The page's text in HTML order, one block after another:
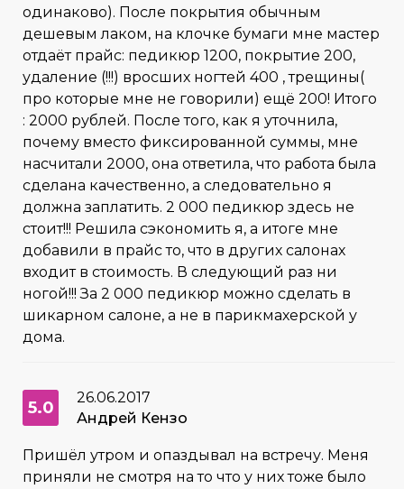
одинаково). После покрытия обычным
дешевым лаком, на клочке бумаги мне мастер
отдаёт прайс: педикюр 1200, покрытие 200,
удаление (!!!) вросших ногтей 400 , трещины(
про которые мне не говорили) ещё 200! Итого
: 2000 рублей. После того, как я уточнила,
почему вместо фиксированной суммы, мне
насчитали 2000, она ответила, что работа была
сделана качественно, а следовательно я
должна заплатить. 2 000 педикюр здесь не
стоит!!! Решила сэкономить я, а итоге мне
добавили в прайс то, что в других салонах
входит в стоимость. В следующий раз ни
ногой!!! За 2 000 педикюр можно сделать в
шикарном салоне, а не в парикмахерской у
дома.
5.0
26.06.2017
Андрей Кензо
Пришёл утром и опаздывал на встречу. Меня
приняли не смотря на то что у них тоже было